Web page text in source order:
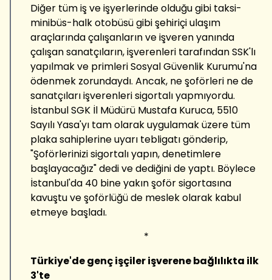
Diğer tüm iş ve işyerlerinde olduğu gibi taksi-
minibüs-halk otobüsü gibi şehiriçi ulaşım
araçlarında çalışanların ve işveren yanında
çalışan sanatçıların, işverenleri tarafından SSK'lı
yapılmak ve primleri Sosyal Güvenlik Kurumu'na
ödenmek zorundaydı. Ancak, ne şoförleri ne de
sanatçıları işverenleri sigortalı yapmıyordu.
İstanbul SGK İl Müdürü Mustafa Kuruca, 5510
Sayılı Yasa'yı tam olarak uygulamak üzere tüm
plaka sahiplerine uyarı tebligatı gönderip,
"Şoförlerinizi sigortalı yapın, denetimlere
başlayacağız" dedi ve dediğini de yaptı. Böylece
İstanbul'da 40 bine yakın şoför sigortasına
kavuştu ve şoförlüğü de meslek olarak kabul
etmeye başladı.
*
Türkiye'de genç işçiler işverene bağlılıkta ilk
3'te